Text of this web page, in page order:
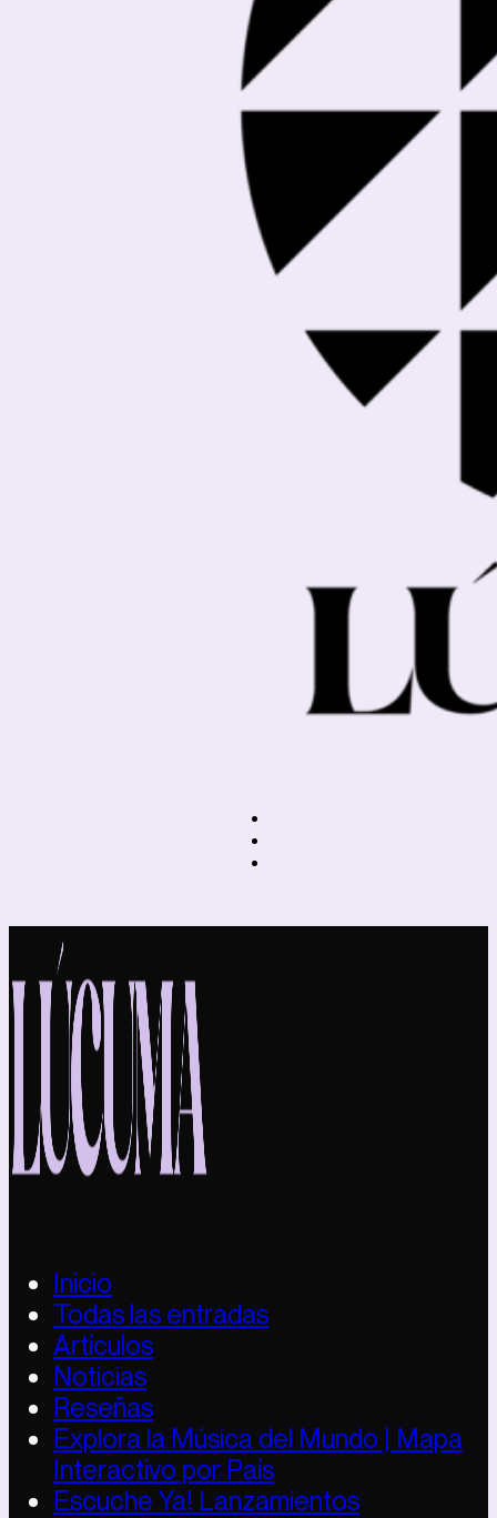
Inicio
Todas las entradas
Artículos
Noticias
Reseñas
Explora la Música del Mundo | Mapa
Interactivo por País
Escuche Ya! Lanzamientos